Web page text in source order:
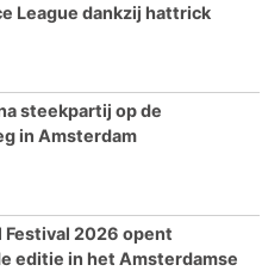
League dankzij hattrick
steekpartij op de
in Amsterdam
Festival 2026 opent
editie in het Amsterdamse